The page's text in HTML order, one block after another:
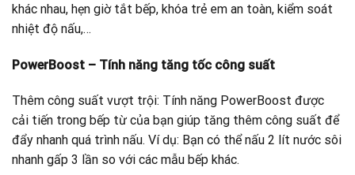
khác nhau, hẹn giờ tắt bếp, khóa trẻ em an toàn, kiểm soát
nhiệt độ nấu,…
PowerBoost – Tính năng tăng tốc công suất
Thêm công suất vượt trội: Tính năng PowerBoost được
cải tiến trong bếp từ của bạn giúp tăng thêm công suất để
đẩy nhanh quá trình nấu. Ví dụ: Bạn có thể nấu 2 lít nước sôi
nhanh gấp 3 lần so với các mẫu bếp khác.